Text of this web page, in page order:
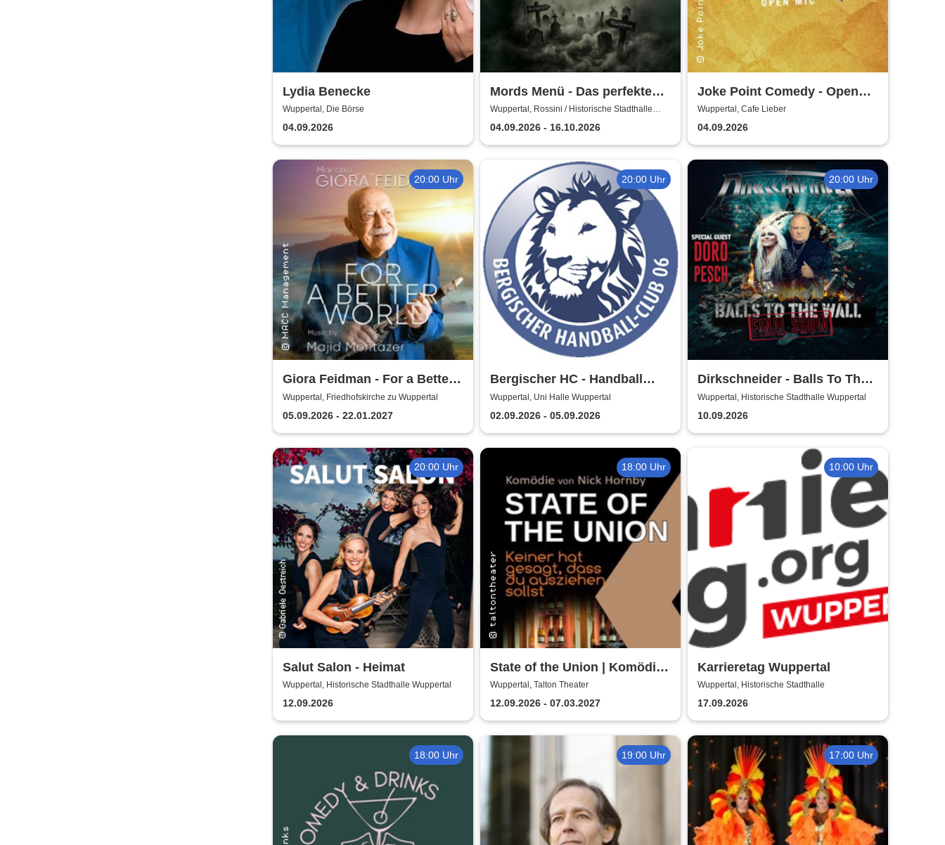
Lydia Benecke
Wuppertal, Die Börse
04.09.2026
Mords Menü - Das perfekte
Krimi Dinner
Wuppertal, Rossini / Historische Stadthalle
Wuppertal
04.09.2026 - 16.10.2026
Joke Point Comedy - Open
Mic | Cafe Lieber
Wuppertal, Cafe Lieber
04.09.2026
20:00 Uhr
Giora Feidman - For a Better
World
Wuppertal, Friedhofskirche zu Wuppertal
05.09.2026 - 22.01.2027
20:00 Uhr
Bergischer HC - Handball
Bundesliga Saison 2026/27
Wuppertal, Uni Halle Wuppertal
02.09.2026 - 05.09.2026
20:00 Uhr
Dirkschneider - Balls To The
Wall
Wuppertal, Historische Stadthalle Wuppertal
10.09.2026
20:00 Uhr
Salut Salon - Heimat
Wuppertal, Historische Stadthalle Wuppertal
12.09.2026
18:00 Uhr
State of the Union | Komödie
von Nick Hornby
Wuppertal, Talton Theater
12.09.2026 - 07.03.2027
10:00 Uhr
Karrieretag Wuppertal
Wuppertal, Historische Stadthalle
17.09.2026
18:00 Uhr 19:00 Uhr 17:00 Uhr